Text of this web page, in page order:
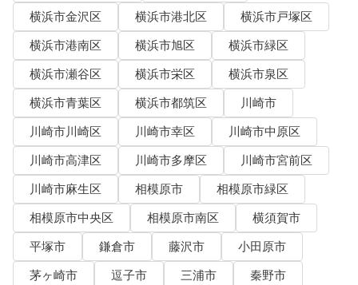
横浜市金沢区
横浜市港北区
横浜市戸塚区
横浜市港南区
横浜市旭区
横浜市緑区
横浜市瀬谷区
横浜市栄区
横浜市泉区
横浜市青葉区
横浜市都筑区
川崎市
川崎市川崎区
川崎市幸区
川崎市中原区
川崎市高津区
川崎市多摩区
川崎市宮前区
川崎市麻生区
相模原市
相模原市緑区
相模原市中央区
相模原市南区
横須賀市
平塚市
鎌倉市 藤沢市
小田原市
茅ヶ崎市
逗子市 三浦市
秦野市